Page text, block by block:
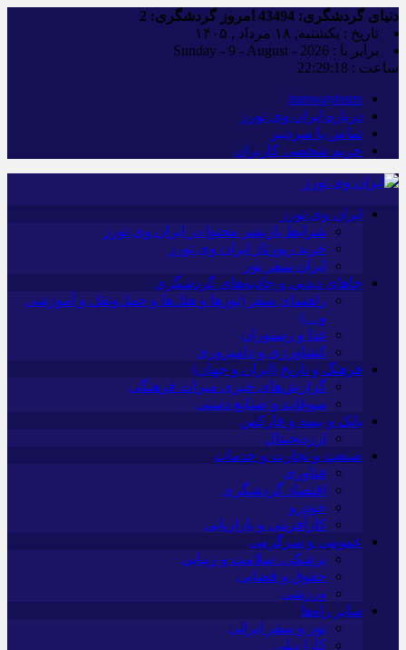
دنیای گردشگری: امروز گردشگری:
تاریخ : یکشنبه, ۱۸ مرداد , ۱۴۰۵
برابر با : Sunday - 9 - August - 2026
ساعت : 22:29:19
iranwaytours
درباره ایران وی تورز
تماس با سردبیر
حریم شخصی کاربران
ایران وی تورز
شرایط بازنشر محتوا در ایران وی تورز
خرید رپورتاژ ایران وی تورز
ایران سفر تور
جاهای دیدنی و جاذبه‌های گردشگری
راهنمای سفر (تورها و هتل‌ها و حمل‌و‌نقل و آموزشی
و…)
غذا و رستوران
کشاورزی و دامپروری
فرهنگ و تاریخ (ایران و جهان)
گزارش‌های خبری میراث فرهنگی
سوغات و صنایع دستی
بانک و بیمه و فارکس
ارزدیجیتال
صنعت و تجارت و خدمات
فناوری
اقتصاد گردشگری
خودرو
کارآفرینی و بازاریابی
عمومی و سرگرمی
پزشکی، سلامت و زیبایی
حقوق و قضایی
ورزشی
سایر راه‌ها
تور و سفر ایرانی
کارا دیلی